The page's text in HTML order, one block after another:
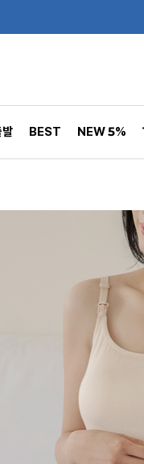
발 BEST NEW 5%